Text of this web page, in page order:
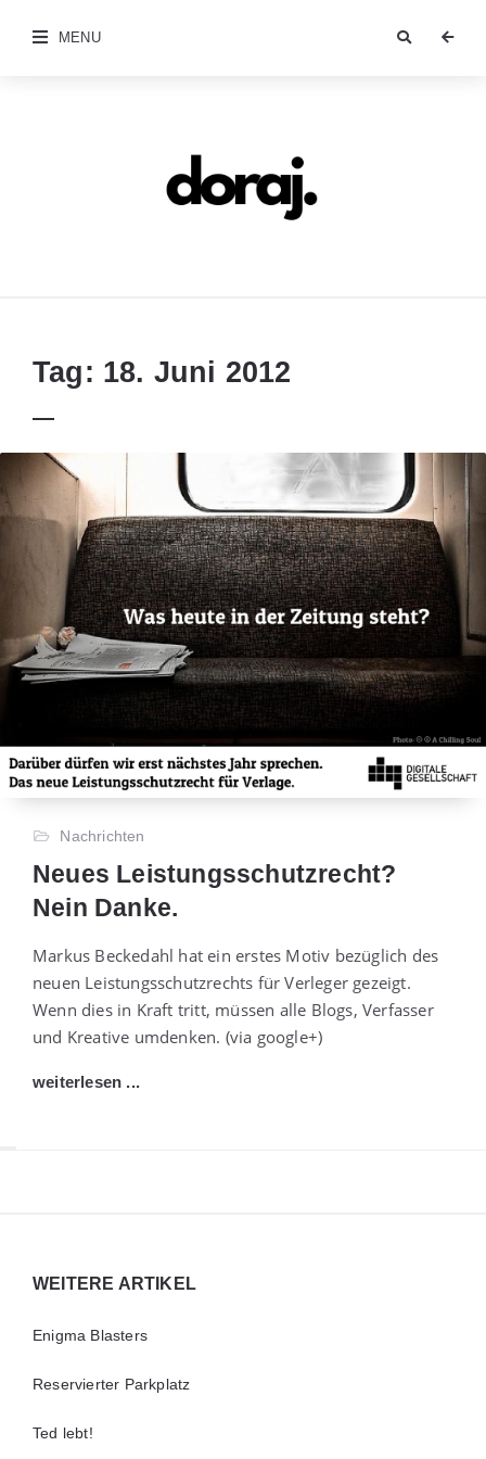
MENU
Tag: 18. Juni 2012
Nachrichten
Neues Leistungsschutzrecht?
Nein Danke.
Markus Beckedahl hat ein erstes Motiv bezüglich des
neuen Leistungsschutzrechts für Verleger gezeigt.
Wenn dies in Kraft tritt, müssen alle Blogs, Verfasser
und Kreative umdenken. (via google+)
weiterlesen ...
WEITERE ARTIKEL
Enigma Blasters
Reservierter Parkplatz
Ted lebt!